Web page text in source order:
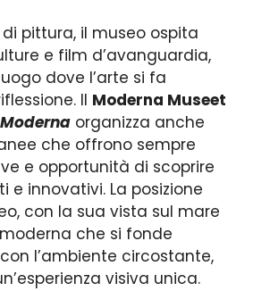
pittura, il museo ospita
e film d’avanguardia,
dove l’arte si fa
Il Moderna Museet
organizza anche
che offrono sempre
e opportunità di scoprire
e innovativi. La posizione
con la sua vista sul mare
che si fonde
l’ambiente circostante,
visiva unica.